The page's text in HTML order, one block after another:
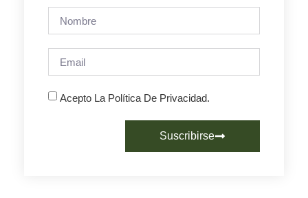
Acepto La Política De Privacidad.
Suscribirse